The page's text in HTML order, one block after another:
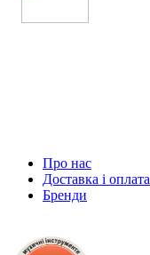
Про нас
Доставка і оплата
Бренди